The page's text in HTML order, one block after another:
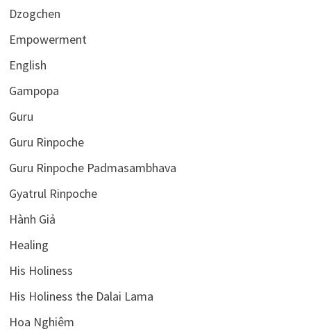
Dzogchen
Empowerment
English
Gampopa
Guru
Guru Rinpoche
Guru Rinpoche Padmasambhava
Gyatrul Rinpoche
Hành Giả
Healing
His Holiness
His Holiness the Dalai Lama
Hoa Nghiêm